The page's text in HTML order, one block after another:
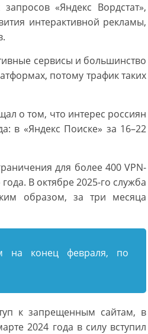
«Яндекс Вордстат»,
интерактивной рекламы,
сервисы и большинство
потому трафик таких
о том, что интерес россиян
в «Яндекс Поиске» за 16–22
для более 400 VPN-
В октябре 2025-го служба
образом, за три месяца
на конец февраля, по
к запрещенным сайтам, в
2024 года в силу вступил